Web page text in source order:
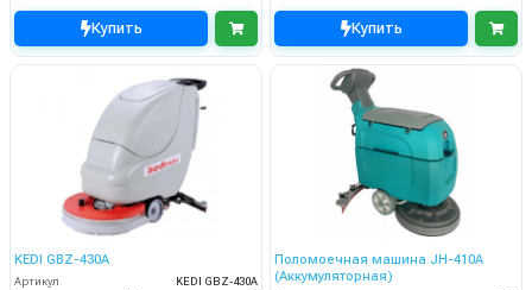
Купить Купить
KEDI GBZ-430A
Артикул
KEDI GBZ-430A
Поломоечная машина JH-410A
(Аккумуляторная)